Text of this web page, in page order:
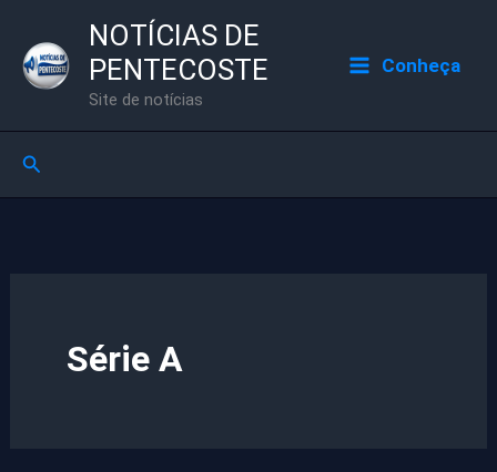
para
NOTÍCIAS DE
PENTECOSTE
Site de notícias
Conheça
Pesquisar
Série A